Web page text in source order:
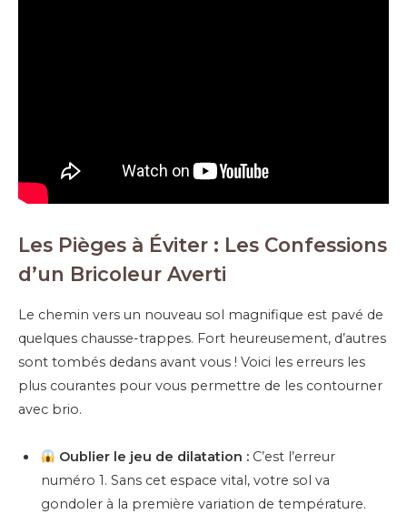
Les Pièges à Éviter : Les Confessions
d’un Bricoleur Averti
Le chemin vers un nouveau sol magnifique est pavé de
quelques chausse-trappes. Fort heureusement, d’autres
sont tombés dedans avant vous ! Voici les erreurs les
plus courantes pour vous permettre de les contourner
avec brio.
Oublier le jeu de dilatation : C’est l’erreur
numéro 1. Sans cet espace vital, votre sol va
gondoler à la première variation de température.